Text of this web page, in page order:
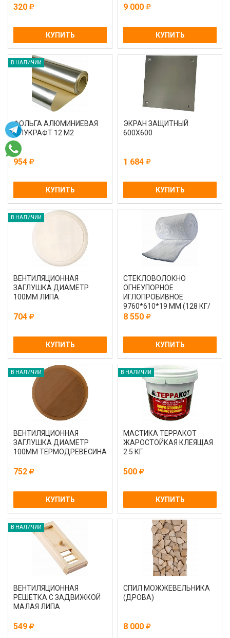
320
КУПИТЬ
9 000
КУПИТЬ
В НАЛИЧИИ
ФОЛЬГА АЛЮМИНИЕВАЯ
АЛУКРАФТ 12 М2
954
КУПИТЬ
ЭКРАН ЗАЩИТНЫЙ
600Х600
1 684
КУПИТЬ
В НАЛИЧИИ
ВЕНТИЛЯЦИОННАЯ
ЗАГЛУШКА ДИАМЕТР
100ММ ЛИПА
704
КУПИТЬ
СТЕКЛОВОЛОКНО
ОГНЕУПОРНОЕ
ИГЛОПРОБИВНОЕ
9760*610*19 ММ (128 КГ/
М3)
8 550
КУПИТЬ
В НАЛИЧИИ
ВЕНТИЛЯЦИОННАЯ
ЗАГЛУШКА ДИАМЕТР
100ММ ТЕРМОДРЕВЕСИНА
752
КУПИТЬ
В НАЛИЧИИ
МАСТИКА ТЕРРАКОТ
ЖАРОСТОЙКАЯ КЛЕЯЩАЯ
2.5 КГ
500
КУПИТЬ
В НАЛИЧИИ
ВЕНТИЛЯЦИОННАЯ
РЕШЕТКА С ЗАДВИЖКОЙ
МАЛАЯ ЛИПА
549
СПИЛ МОЖЖЕВЕЛЬНИКА
(ДРОВА)
8 000